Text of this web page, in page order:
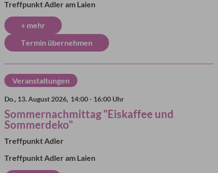
Treffpunkt Adler am Laien
+ mehr
Termin übernehmen
Do., 13. August 2026, 14:00 - 16:00 Uhr
Sommernachmittag "Eiskaffee und
Sommerdeko"
Treffpunkt Adler
Treffpunkt Adler am Laien
Veranstaltungen